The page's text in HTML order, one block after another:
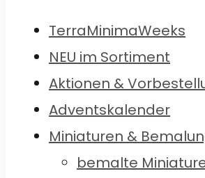
TerraMinimaWeeks
NEU im Sortiment
Aktionen &
Adventskalender
Miniaturen &
bemalte